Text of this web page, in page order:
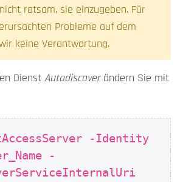
ratsam, sie einzugeben. Für
Probleme auf dem
keine Verantwortung.
Dienst Autodiscoverändern Sie mit
-Identity
-